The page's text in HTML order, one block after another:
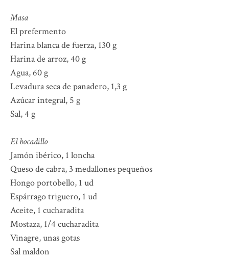
Masa
El prefermento
Harina blanca de fuerza, 130 g
Harina de arroz, 40 g
Agua, 60 g
Levadura seca de panadero, 1,3 g
Azúcar integral, 5 g
Sal, 4 g
El bocadillo
Jamón ibérico, 1 loncha
Queso de cabra, 3 medallones pequeños
Hongo portobello, 1 ud
Espárrago triguero, 1 ud
Aceite, 1 cucharadita
Mostaza, 1/4 cucharadita
Vinagre, unas gotas
Sal maldon